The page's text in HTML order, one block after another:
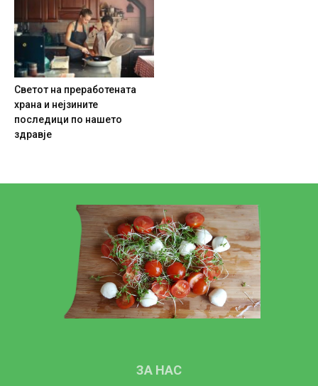
Светот на преработената
храна и нејзините
последици по нашето
здравје
ЗА НАС